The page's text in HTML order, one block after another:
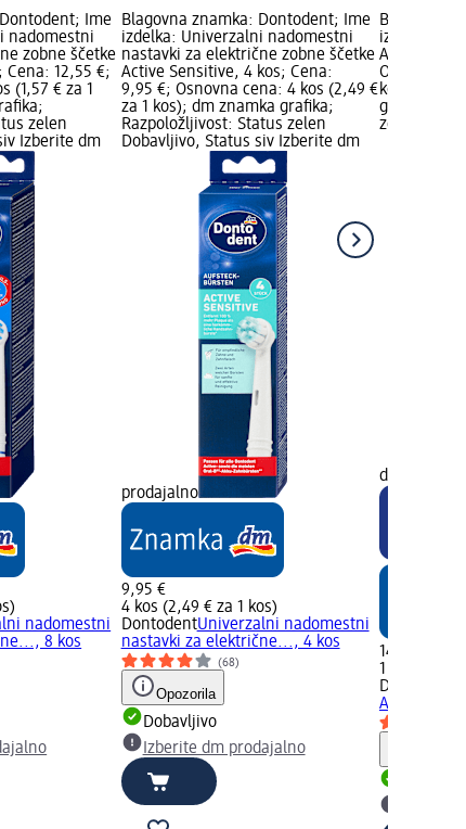
Ime
nadomestni
zobne ščetke
Cena: 12,55 €;
(1,57 € za 1
zelen
Izberite dm
nadomestni
8 kos
Blagovna znamka: Dontodent; Ime
izdelka: Univerzalni nadomestni
nastavki za električne zobne ščetke
Active Sensitive, 4 kos; Cena:
9,95 €; Osnovna cena: 4 kos (2,49 €
za 1 kos); dm znamka grafika;
Razpoložljivost: Status zelen
Dobavljivo, Status siv Izberite dm
prodajalno
9,95 €
4 kos (2,49 € za 1 kos)
DontodentUniverzalni nadomestni
nastavki za električne..., 4 kos
(68)
Opozorila
Dobavljivo
Izberite dm prodajalno
Blagovna
izdelka:
Active
Osnovna
kos); Novo
grafika;
zelen
dm
14,95 €
1 kos
Dontodent
Active